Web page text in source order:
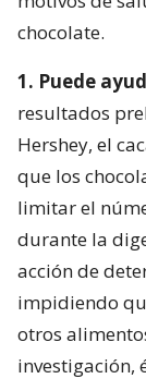
chocolate.
1. Puede
resultados
Hershey, el
que los
limitar el
durante la
acción de
impidiendo
otros
investigación,